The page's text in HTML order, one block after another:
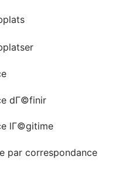
dГ©finir
lГ©gitime
par correspondance